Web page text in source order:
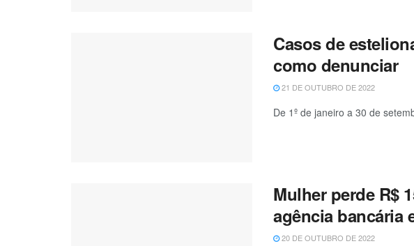
Casos de
como denunciar
21 DE OUTUBRO DE 2022
De 1º de janeiro a 30 de
Mulher perde R$
agência bancária
20 DE OUTUBRO DE 2022